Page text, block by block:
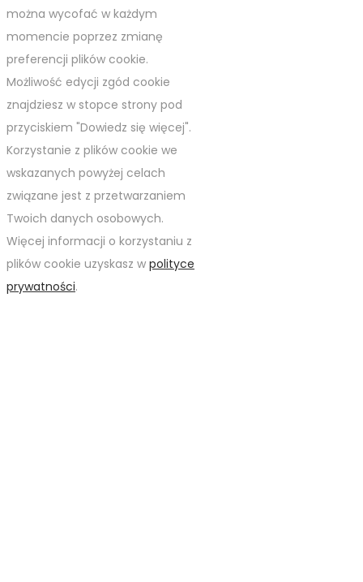
można wycofać w każdym
momencie poprzez zmianę
preferencji plików cookie.
Możliwość edycji zgód cookie
znajdziesz w stopce strony pod
przyciskiem "Dowiedz się więcej".
Korzystanie z plików cookie we
wskazanych powyżej celach
związane jest z przetwarzaniem
Twoich danych osobowych.
Więcej informacji o korzystaniu z
plików cookie uzyskasz w polityce
prywatności.